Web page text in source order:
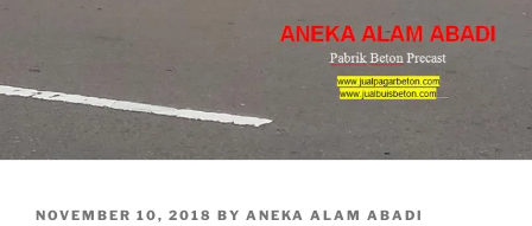
POSTED
NOVEMBER 10, 2018 BY ANEKA ALAM ABADI